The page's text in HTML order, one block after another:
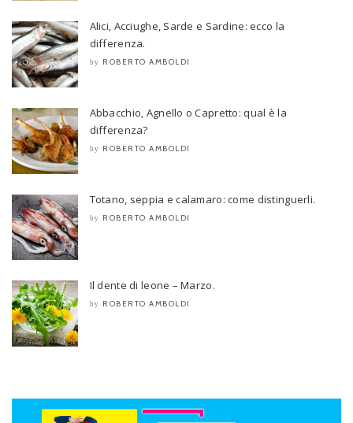
Alici, Acciughe, Sarde e Sardine: ecco la
differenza.
by ROBERTO AMBOLDI
Abbacchio, Agnello o Capretto: qual è la
differenza?
by ROBERTO AMBOLDI
Totano, seppia e calamaro: come distinguerli.
by ROBERTO AMBOLDI
Il dente di leone – Marzo.
by ROBERTO AMBOLDI